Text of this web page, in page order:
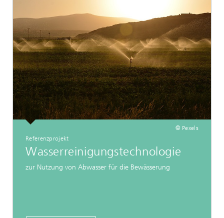
© Pexels
Referenzprojekt
Wasserreinigungstechnologie
zur Nutzung von Abwasser für die Bewässerung